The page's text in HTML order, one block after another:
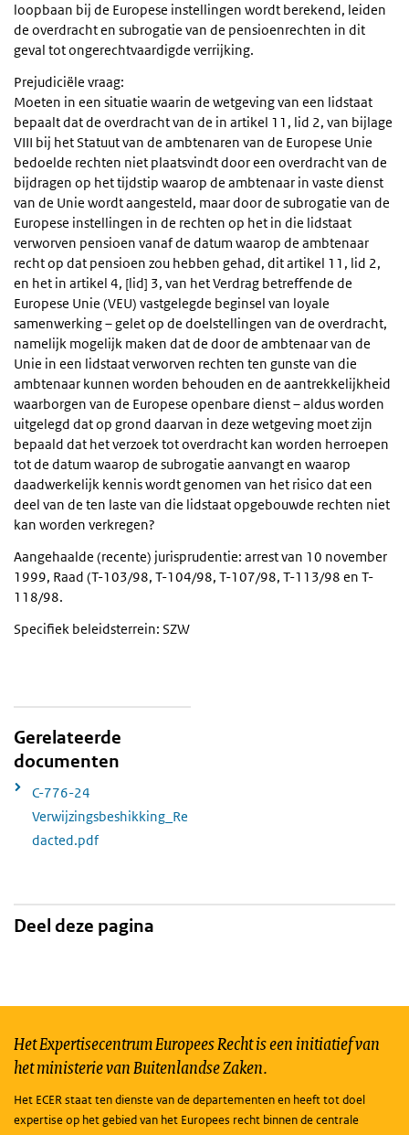
loopbaan bij de Europese instellingen wordt berekend, leiden
de overdracht en subrogatie van de pensioenrechten in dit
geval tot ongerechtvaardigde verrijking.
Prejudiciële vraag:
Moeten in een situatie waarin de wetgeving van een lidstaat
bepaalt dat de overdracht van de in artikel 11, lid 2, van bijlage
VIII bij het Statuut van de ambtenaren van de Europese Unie
bedoelde rechten niet plaatsvindt door een overdracht van de
bijdragen op het tijdstip waarop de ambtenaar in vaste dienst
van de Unie wordt aangesteld, maar door de subrogatie van de
Europese instellingen in de rechten op het in die lidstaat
verworven pensioen vanaf de datum waarop de ambtenaar
recht op dat pensioen zou hebben gehad, dit artikel 11, lid 2,
en het in artikel 4, [lid] 3, van het Verdrag betreffende de
Europese Unie (VEU) vastgelegde beginsel van loyale
samenwerking – gelet op de doelstellingen van de overdracht,
namelijk mogelijk maken dat de door de ambtenaar van de
Unie in een lidstaat verworven rechten ten gunste van die
ambtenaar kunnen worden behouden en de aantrekkelijkheid
waarborgen van de Europese openbare dienst – aldus worden
uitgelegd dat op grond daarvan in deze wetgeving moet zijn
bepaald dat het verzoek tot overdracht kan worden herroepen
tot de datum waarop de subrogatie aanvangt en waarop
daadwerkelijk kennis wordt genomen van het risico dat een
deel van de ten laste van die lidstaat opgebouwde rechten niet
kan worden verkregen?
Aangehaalde (recente) jurisprudentie: arrest van 10 november
1999, Raad (T-103/98, T-104/98, T-107/98, T-113/98 en T-
118/98.
Specifiek beleidsterrein: SZW
Gerelateerde
documenten
C-776-24
Verwijzingsbeshikking_Re
dacted.pdf
Deel deze pagina
Het Expertisecentrum Europees Recht is een initiatief van
het ministerie van Buitenlandse Zaken.
Het ECER staat ten dienste van de departementen en heeft tot doel
expertise op het gebied van het Europees recht binnen de centrale